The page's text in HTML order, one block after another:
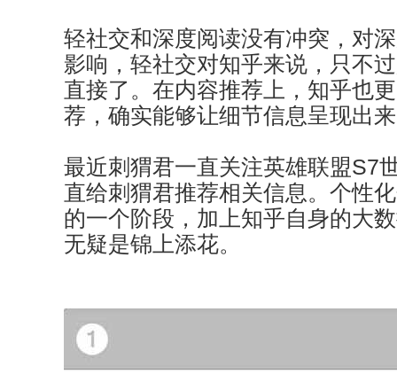
轻社交和深度阅读没有冲突，对
影响，轻社交对知乎来说，只不
直接了。在内容推荐上，知乎也
荐，确实能够让细节信息呈现出
最近刺猬君一直关注英雄联盟S7
直给刺猬君推荐相关信息。个性
的一个阶段，加上知乎自身的大
无疑是锦上添花。